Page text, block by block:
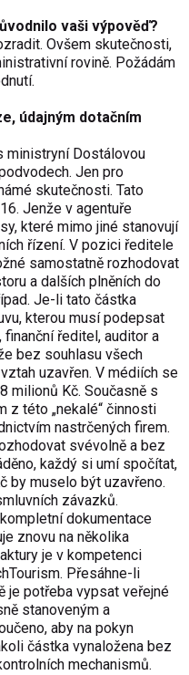
vaši výpověď?
Ovšem skutečnosti,
rovině. Požádám
údajným dotačním
ministryní Dostálovou
Jen pro
skutečnosti. Tato
Jenže v agentuře
které mimo jiné stanovují
řízení. V pozici ředitele
samostatně rozhodovat
a dalších plněních do
Je-li tato částka
kterou musí podepsat
ředitel, auditor a
bez souhlasu všech
uzavřen. V médiích se
milionů Kč. Současně s
z této „nekalé“ činnosti
nastrčených firem.
svévolně a bez
každý si umí spočítat,
by muselo být uzavřeno.
závazků.
dokumentace
znovu na několika
je v kompetenci
Přesáhne-li
je potřeba vypsat veřejné
stanoveným a
aby na pokyn
částka vynaložena bez
mechanismů.